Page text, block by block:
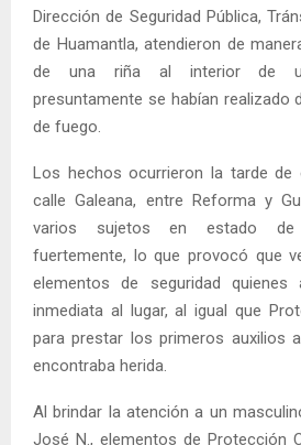
Dirección de Seguridad Pública,
de Huamantla, atendieron de
de una riña al interior de
presuntamente se habían realizado
de fuego.
Los hechos ocurrieron la tarde
calle Galeana, entre Reforma y
varios sujetos en estado de
fuertemente, lo que provocó que
elementos de seguridad quienes
inmediata al lugar, al igual que
para prestar los primeros auxilios
encontraba herida.
Al brindar la atención a un
José N., elementos de Protección